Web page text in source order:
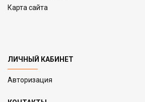
Карта сайта
ЛИЧНЫЙ КАБИНЕТ
Авторизация